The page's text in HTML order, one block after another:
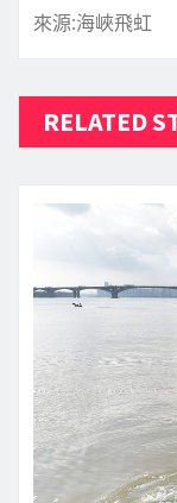
來源:海峽飛虹
RELATED